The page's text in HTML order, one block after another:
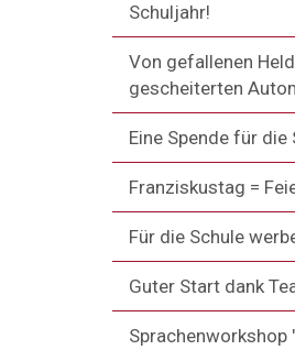
Schuljahr!
Von gefallenen
gescheiterten
Eine Spende für die
Franziskustag =
Für die Schule
Guter Start dank
Sprachenworkshop